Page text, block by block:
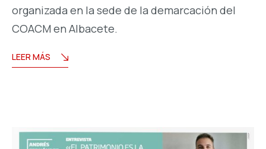
organizada en la sede de la demarcación del
COACM en Albacete.
LEER MÁS